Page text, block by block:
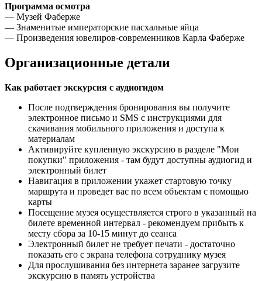
Программа осмотра
— Музей Фаберже
— Знаменитые императорские пасхальные яйца
— Произведения ювелиров-современников Карла Фаберже
Организационные детали
Как работает экскурсия с аудиогидом
После подтверждения бронирования вы получите
электронное письмо и SMS с инструкциями для
скачивания мобильного приложения и доступа к
материалам
Активируйте купленную экскурсию в разделе "Мои
покупки" приложения - там будут доступны аудиогид и
электронный билет
Навигация в приложении укажет стартовую точку
маршрута и проведет вас по всем объектам с помощью
карты
Посещение музея осуществляется строго в указанный на
билете временной интервал - рекомендуем прибыть к
месту сбора за 10-15 минут до сеанса
Электронный билет не требует печати - достаточно
показать его с экрана телефона сотруднику музея
Для прослушивания без интернета заранее загрузите
экскурсию в память устройства